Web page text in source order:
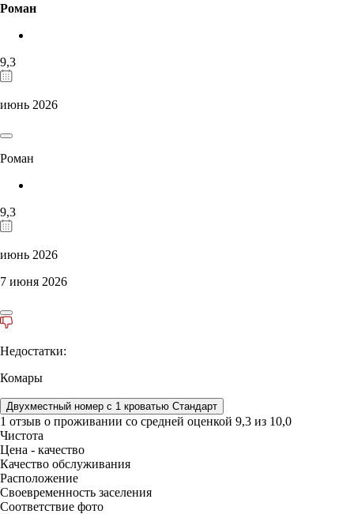
Роман
9,3
июнь 2026
Роман
9,3
июнь 2026
7 июня 2026
Недостатки:
Комары
Двухместный номер с 1 кроватью Стандарт
1 отзыв о проживании со средней оценкой 9,3 из 10,0
Чистота
Цена - качество
Качество обслуживания
Расположение
Своевременность заселения
Соответствие фото